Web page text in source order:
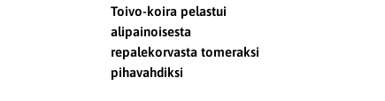
Toivo-koira pelastui
alipainoisesta
repalekorvasta tomeraksi
pihavahdiksi